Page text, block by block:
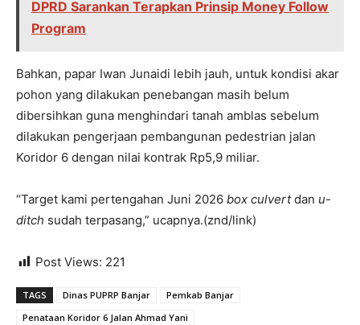
DPRD Sarankan Terapkan Prinsip Money Follow
Program
Bahkan, papar Iwan Junaidi lebih jauh, untuk kondisi akar
pohon yang dilakukan penebangan masih belum
dibersihkan guna menghindari tanah amblas sebelum
dilakukan pengerjaan pembangunan pedestrian jalan
Koridor 6 dengan nilai kontrak Rp5,9 miliar.
“Target kami pertengahan Juni 2026 box culvertdan u-
ditch sudah terpasang,” ucapnya.(znd/link)
Post Views: 221
TAGS Dinas PUPRP Banjar
Pemkab Banjar
Penataan Koridor 6 Jalan Ahmad Yani